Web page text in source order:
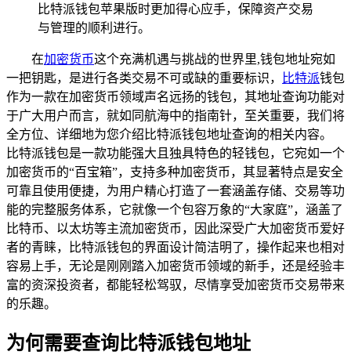
比特派钱包苹果版时更加得心应手，保障资产交易
与管理的顺利进行。
在加密货币这个充满机遇与挑战的世界里,钱包地址宛如
一把钥匙，是进行各类交易不可或缺的重要标识，
比特派钱包
作为一款在加密货币领域声名远扬的钱包，其地址查询功能对
于广大用户而言，就如同航海中的指南针，至关重要，我们将
全方位、详细地为您介绍比特派钱包地址查询的相关内容。
比特派钱包是一款功能强大且独具特色的轻钱包，它宛如一个
加密货币的“百宝箱”，支持多种加密货币，其显著特点是安全
可靠且使用便捷，为用户精心打造了一套涵盖存储、交易等功
能的完整服务体系，它就像一个包容万象的“大家庭”，涵盖了
比特币、以太坊等主流加密货币，因此深受广大加密货币爱好
者的青睐，比特派钱包的界面设计简洁明了，操作起来也相对
容易上手，无论是刚刚踏入加密货币领域的新手，还是经验丰
富的资深投资者，都能轻松驾驭，尽情享受加密货币交易带来
的乐趣。
为何需要查询比特派钱包地址